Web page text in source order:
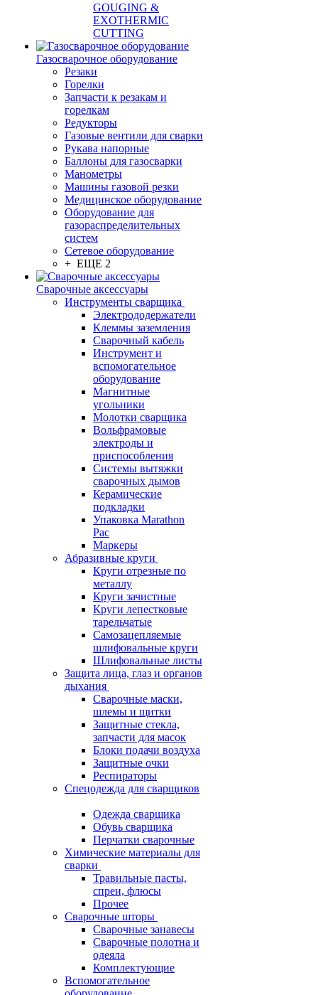
GOUGING &
EXOTHERMIC
CUTTING
Газосварочное оборудование
Резаки
Горелки
Запчасти к резакам и
горелкам
Редукторы
Газовые вентили для сварки
Рукава напорные
Баллоны для газосварки
Манометры
Машины газовой резки
Медицинское оборудование
Оборудование для
газораспределительных
систем
Сетевое оборудование
+ ЕЩЕ 2
Сварочные аксессуары
Инструменты сварщика
Электрододержатели
Клеммы заземления
Сварочный кабель
Инструмент и
вспомогательное
оборудование
Магнитные
угольники
Молотки сварщика
Вольфрамовые
электроды и
приспособления
Системы вытяжки
сварочных дымов
Керамические
подкладки
Упаковка Marathon
Pac
Маркеры
Абразивные круги
Круги отрезные по
металлу
Круги зачистные
Круги лепестковые
тарельчатые
Самозацепляемые
шлифовальные круги
Шлифовальные листы
Защита лица, глаз и органов
дыхания
Сварочные маски,
шлемы и щитки
Защитные стекла,
запчасти для масок
Блоки подачи воздуха
Защитные очки
Респираторы
Спецодежда для сварщиков
Одежда сварщика
Обувь сварщика
Перчатки сварочные
Химические материалы для
сварки
Травильные пасты,
спреи, флюсы
Прочее
Сварочные шторы
Сварочные занавесы
Сварочные полотна и
одеяла
Комплектующие
Вспомогательное